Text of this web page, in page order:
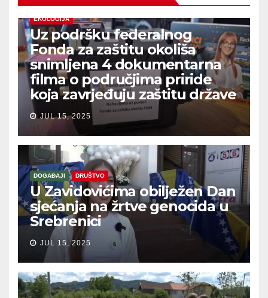
EKOLOGIJA
Uz podršku federalnog
Fonda za zaštitu okoliša
snimljena 4 dokumentarna
filma o područjima priride
koja zavrjeđuju zaštitu države
JUL 15, 2025
DOGAĐAJI DRUŠTVO
U Zavidovićima obilježen Dan
sjećanja na žrtve genocida u
Srebrenici
JUL 15, 2025